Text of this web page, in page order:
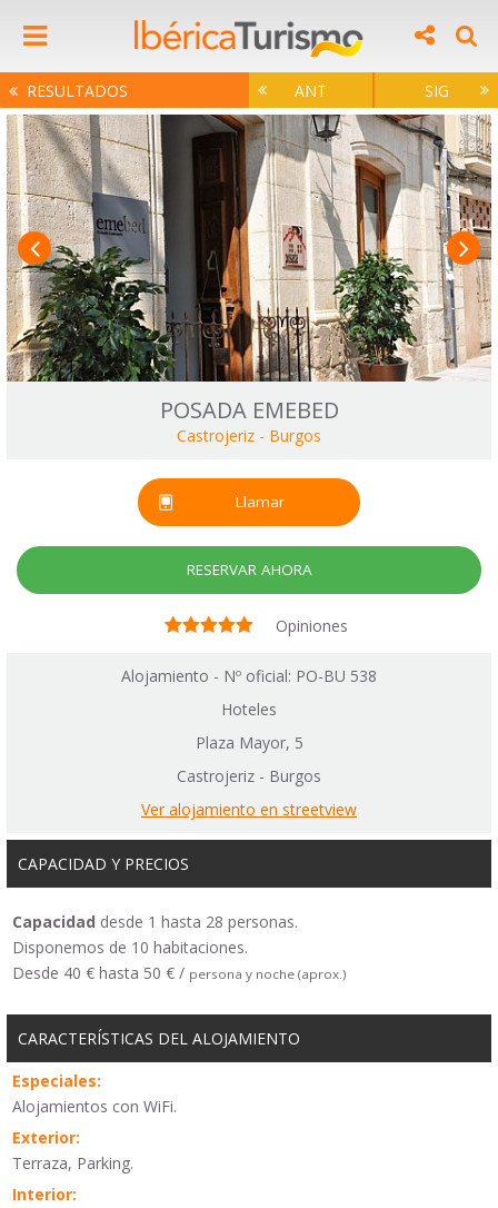
RESULTADOS ANT SIG
POSADA EMEBED
Castrojeriz - Burgos
Llamar
RESERVAR AHORA
Opiniones
Alojamiento - Nº oficial: PO-BU 538
Hoteles
Plaza Mayor, 5
Castrojeriz - Burgos
Ver alojamiento en streetview
CAPACIDAD Y PRECIOS
Capacidad desde 1 hasta 28 personas.
Disponemos de 10 habitaciones.
Desde 40 € hasta 50 € / persona y noche (aprox.)
CARACTERÍSTICAS DEL ALOJAMIENTO
Especiales:
Alojamientos con WiFi.
Exterior:
Terraza, Parking.
Interior: